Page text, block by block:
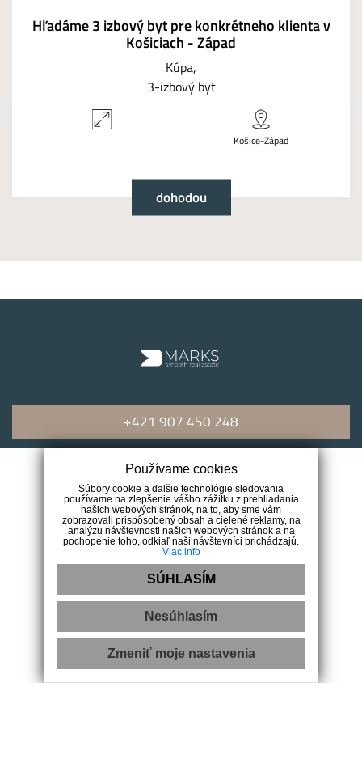
Hľadáme 3 izbový byt pre konkrétneho klienta v
Košiciach - Západ
Kúpa
3-izbový byt
Košice-Západ
dohodou
+421 907 450 248
Navigácia
Domov
O nás
Naša ponuka
Chcem predať
Náš tím
Blog
Kontakt
Kontakt
Používame cookies
Súbory cookie a ďalšie technológie sledovania
používame na zlepšenie vášho zážitku z prehliadania
našich webových stránok, na to, aby sme vám
zobrazovali prispôsobený obsah a cielené reklamy, na
analýzu návštevnosti našich webových stránok a na
pochopenie toho, odkiaľ naši návštevníci prichádzajú.
Viac info
SÚHLASÍM
Nesúhlasím
Zmeniť moje nastavenia